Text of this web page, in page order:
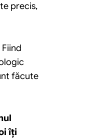
precis,
făcute
îţi